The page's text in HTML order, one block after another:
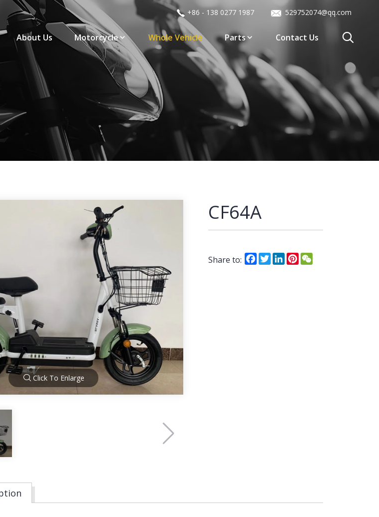
About Us Motorcycle Whole Vehicle Parts Contact Us
+86 - 138 0277 1987 529752074@qq.com
Click To Enlarge
CF64A
Share to: Facebook
TwitterLinkedInPinterest